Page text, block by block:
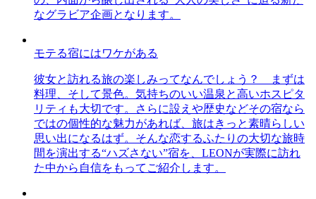
なグラビア企画となります。
モテる宿にはワケがある
彼女と訪れる旅の楽しみってなんでしょう？ まずは
料理、そして景色。気持ちのいい温泉と高いホスピタ
リティも大切です。さらに設えや歴史などその宿なら
ではの個性的な魅力があれば、旅はきっと素晴らしい
思い出になるはず。そんな恋するふたりの大切な旅時
間を演出する“ハズさない”宿を、LEONが実際に訪れ
た中から自信をもってご紹介します。